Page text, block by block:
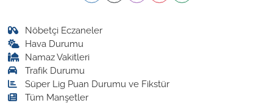
Nöbetçi Eczaneler
Hava Durumu
Namaz Vakitleri
Trafik Durumu
Süper Lig Puan Durumu ve Fikstür
Tüm Manşetler